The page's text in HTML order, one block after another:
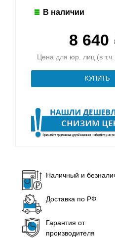
В наличии
8 640
Цена для юр. лиц (в
Наличный и
Доставка по РФ
Гарантия от
производителя